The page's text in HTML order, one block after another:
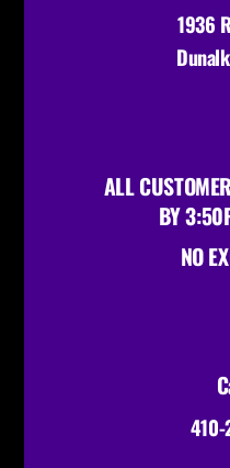
1936
ALL
BY
NO